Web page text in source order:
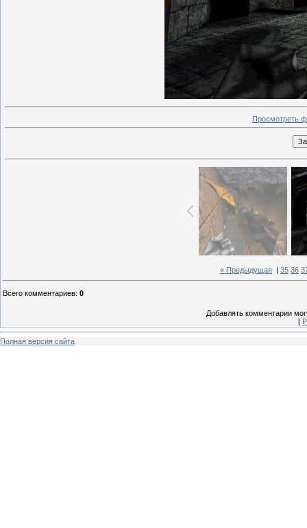
Просмотреть
« Предыдущая 35 36
Всего комментариев: 0
Добавлять комментарии
[
Полная версия сайта